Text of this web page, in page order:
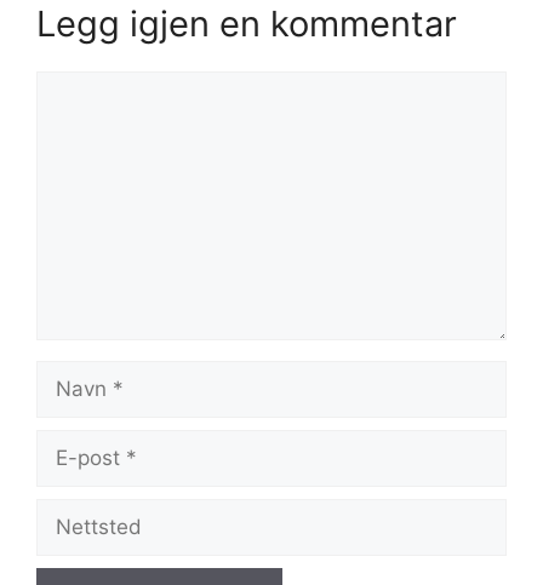
Legg igjen en kommentar
Navn
Nettsted